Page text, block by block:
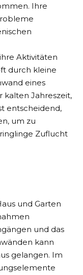
Ihre
Aktivitäten
durch kleine
eines
kalten Jahreszeit,
entscheidend,
um zu
Zuflucht
und Garten
und das
kann
gelangen. Im